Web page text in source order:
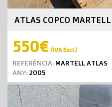
ATLAS COPCO MARTELL
550€ (IVA Excl.)
REFERÈNCIA: MARTELL ATLAS
ANY: 2005